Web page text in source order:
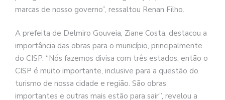
marcas de nosso governo”, ressaltou Renan Filho.
A prefeita de Delmiro Gouveia, Ziane Costa, destacou a
importância das obras para o município, principalmente
do CISP. “Nós fazemos divisa com três estados, então o
CISP é muito importante, inclusive para a questão do
turismo de nossa cidade e região. São obras
importantes e outras mais estão para sair”, revelou a